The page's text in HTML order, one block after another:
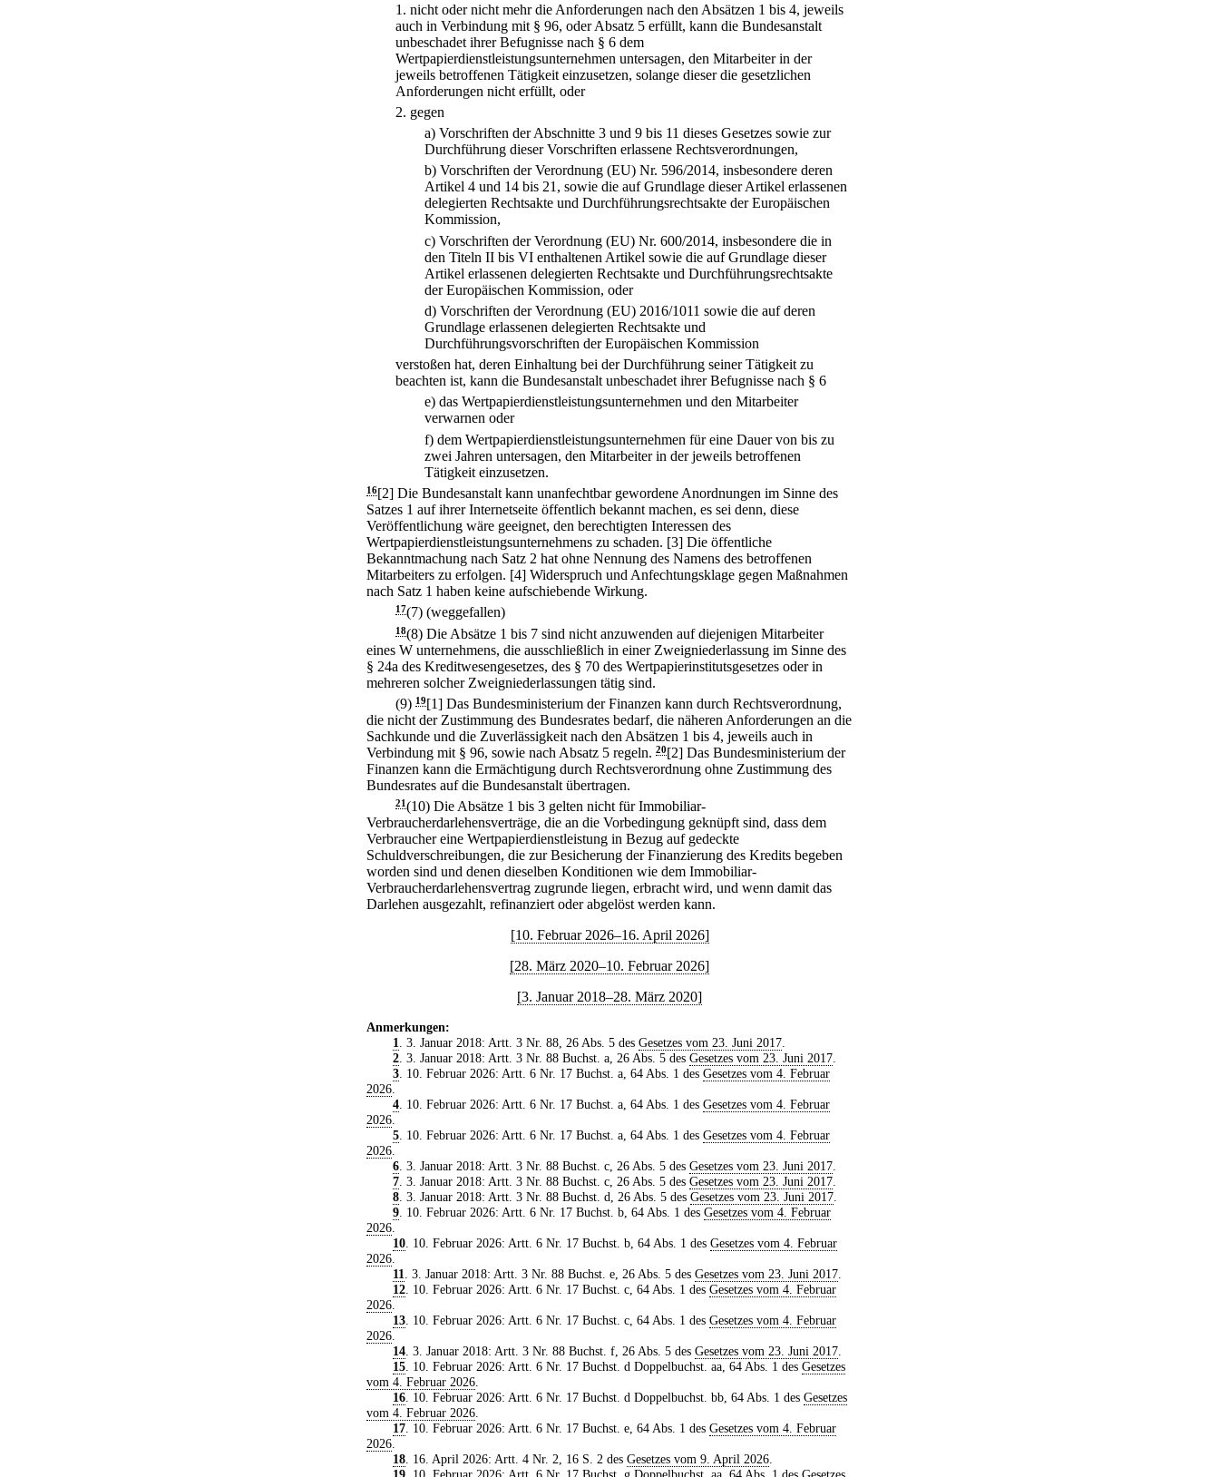
1. nicht oder nicht mehr die Anforderungen nach den Absätzen 1 bis 4, jeweils
auch in Verbindung mit § 96, oder Absatz 5 erfüllt, kann die Bundesanstalt
unbeschadet ihrer Befugnisse nach § 6 dem
Wertpapierdienstleistungsunternehmen untersagen, den Mitarbeiter in der
jeweils betroffenen Tätigkeit einzusetzen, solange dieser die gesetzlichen
Anforderungen nicht erfüllt, oder
2. gegen
a) Vorschriften der Abschnitte 3 und 9 bis 11 dieses Gesetzes sowie zur
Durchführung dieser Vorschriften erlassene Rechtsverordnungen,
b) Vorschriften der Verordnung (EU) Nr. 596/2014, insbesondere deren
Artikel 4 und 14 bis 21, sowie die auf Grundlage dieser Artikel erlassenen
delegierten Rechtsakte und Durchführungsrechtsakte der Europäischen
Kommission,
c) Vorschriften der Verordnung (EU) Nr. 600/2014, insbesondere die in
den Titeln II bis VI enthaltenen Artikel sowie die auf Grundlage dieser
Artikel erlassenen delegierten Rechtsakte und Durchführungsrechtsakte
der Europäischen Kommission, oder
d) Vorschriften der Verordnung (EU) 2016/1011 sowie die auf deren
Grundlage erlassenen delegierten Rechtsakte und
Durchführungsvorschriften der Europäischen Kommission
verstoßen hat, deren Einhaltung bei der Durchführung seiner Tätigkeit zu
beachten ist, kann die Bundesanstalt unbeschadet ihrer Befugnisse nach § 6
e) das Wertpapierdienstleistungsunternehmen und den Mitarbeiter
verwarnen oder
f) dem Wertpapierdienstleistungsunternehmen für eine Dauer von bis zu
zwei Jahren untersagen, den Mitarbeiter in der jeweils betroffenen
Tätigkeit einzusetzen.
16[2] Die Bundesanstalt kann unanfechtbar gewordene Anordnungen im Sinne des
Satzes 1 auf ihrer Internetseite öffentlich bekannt machen, es sei denn, diese
Veröffentlichung wäre geeignet, den berechtigten Interessen des
Wertpapierdienstleistungsunternehmens zu schaden. [3] Die öffentliche
Bekanntmachung nach Satz 2 hat ohne Nennung des Namens des betroffenen
Mitarbeiters zu erfolgen. [4] Widerspruch und Anfechtungsklage gegen Maßnahmen
nach Satz 1 haben keine aufschiebende Wirkung.
17(7) (weggefallen)
18(8) Die Absätze 1 bis 7 sind nicht anzuwenden auf diejenigen Mitarbeiter
eines W unternehmens, die ausschließlich in einer Zweigniederlassung im Sinne des
§ 24a des Kreditwesengesetzes, des § 70 des Wertpapierinstitutsgesetzes oder in
mehreren solcher Zweigniederlassungen tätig sind.
(9) 19[1] Das Bundesministerium der Finanzen kann durch Rechtsverordnung,
die nicht der Zustimmung des Bundesrates bedarf, die näheren Anforderungen an die
Sachkunde und die Zuverlässigkeit nach den Absätzen 1 bis 4, jeweils auch in
Verbindung mit § 96, sowie nach Absatz 5 regeln. 20[2] Das Bundesministerium der
Finanzen kann die Ermächtigung durch Rechtsverordnung ohne Zustimmung des
Bundesrates auf die Bundesanstalt übertragen.
21 (10) Die Absätze 1 bis 3 gelten nicht für Immobiliar-
Verbraucherdarlehensverträge, die an die Vorbedingung geknüpft sind, dass dem
Verbraucher eine Wertpapierdienstleistung in Bezug auf gedeckte
Schuldverschreibungen, die zur Besicherung der Finanzierung des Kredits begeben
worden sind und denen dieselben Konditionen wie dem Immobiliar-
Verbraucherdarlehensvertrag zugrunde liegen, erbracht wird, und wenn damit das
Darlehen ausgezahlt, refinanziert oder abgelöst werden kann.
[10. Februar 2026–16. April 2026]
[28. März 2020–10. Februar 2026]
[3. Januar 2018–28. März 2020]
Anmerkungen:
1
. 3. Januar 2018: Artt. 3 Nr. 88, 26 Abs. 5 des Gesetzes vom 23. Juni 2017.
2. 3. Januar 2018: Artt. 3 Nr. 88 Buchst. a, 26 Abs. 5 des Gesetzes vom 23. Juni 2017.
3. 10. Februar 2026: Artt. 6 Nr. 17 Buchst. a, 64 Abs. 1 des Gesetzes vom 4. Februar
2026
4. 10. Februar 2026: Artt. 6 Nr. 17 Buchst. a, 64 Abs. 1 des Gesetzes vom 4. Februar
2026
5. 10. Februar 2026: Artt. 6 Nr. 17 Buchst. a, 64 Abs. 1 des Gesetzes vom 4. Februar
2026
6. 3. Januar 2018: Artt. 3 Nr. 88 Buchst. c, 26 Abs. 5 des Gesetzes vom 23. Juni 2017.
7. 3. Januar 2018: Artt. 3 Nr. 88 Buchst. c, 26 Abs. 5 des Gesetzes vom 23. Juni 2017.
8. 3. Januar 2018: Artt. 3 Nr. 88 Buchst. d, 26 Abs. 5 des Gesetzes vom 23. Juni 2017.
9. 10. Februar 2026: Artt. 6 Nr. 17 Buchst. b, 64 Abs. 1 des Gesetzes vom 4. Februar
2026
10. 10. Februar 2026: Artt. 6 Nr. 17 Buchst. b, 64 Abs. 1 des Gesetzes vom 4. Februar
2026
11
. 3. Januar 2018: Artt. 3 Nr. 88 Buchst. e, 26 Abs. 5 des Gesetzes vom 23. Juni 2017.
12. 10. Februar 2026: Artt. 6 Nr. 17 Buchst. c, 64 Abs. 1 des Gesetzes vom 4. Februar
2026
13. 10. Februar 2026: Artt. 6 Nr. 17 Buchst. c, 64 Abs. 1 des Gesetzes vom 4. Februar
2026
14. 3. Januar 2018: Artt. 3 Nr. 88 Buchst. f, 26 Abs. 5 des Gesetzes vom 23. Juni 2017.
15. 10. Februar 2026: Artt. 6 Nr. 17 Buchst. d Doppelbuchst. aa, 64 Abs. 1 des Gesetzes
vom 4. Februar 2026
16. 10. Februar 2026: Artt. 6 Nr. 17 Buchst. d Doppelbuchst. bb, 64 Abs. 1 des Gesetzes
vom 4. Februar 2026
17. 10. Februar 2026: Artt. 6 Nr. 17 Buchst. e, 64 Abs. 1 des Gesetzes vom 4. Februar
2026
18. 16. April 2026: Artt. 4 Nr. 2, 16 S. 2 des Gesetzes vom 9. April 2026.